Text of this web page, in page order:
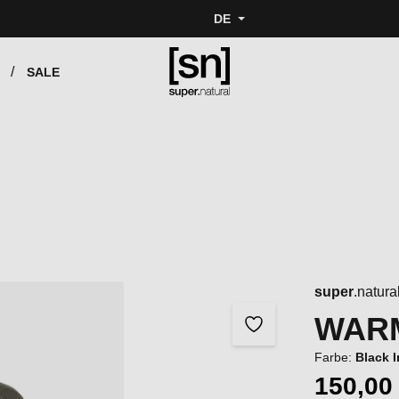
DE
SALE
super.natural
Farbe: Black
150,00